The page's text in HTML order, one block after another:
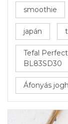
smoothie
japán
Tefal
BL83SD30
Áfonyás